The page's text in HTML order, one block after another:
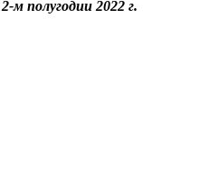
м полугодии 2022 г.